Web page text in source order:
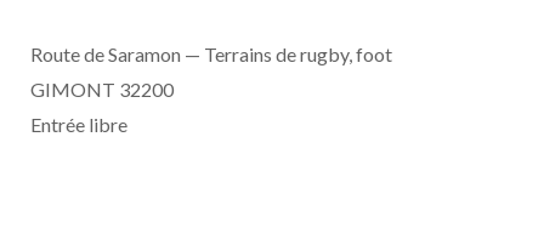
Route de Saramon — Terrains de rugby, foot
GIMONT 32200
Entrée libre